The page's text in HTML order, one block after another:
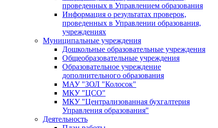
проведенных в Управлением образования
Информация о результатах проверок,
проведенных в Управлении образования,
учреждениях
Муниципальные учреждения
Дошкольные образовательные учреждения
Общеобразовательные учреждения
Образовательное учреждение
дополнительного образования
МАУ "ЗОЛ "Колосок"
МКУ "ЦСО"
МКУ "Централизованная бухгалтерия
Управления образования"
Деятельность